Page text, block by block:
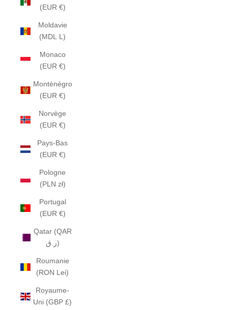
(EUR €)
Moldavie
(MDL L)
Monaco
(EUR €)
Monténégro
(EUR €)
Norvège
(EUR €)
Pays-Bas
(EUR €)
Pologne
(PLN zł)
Portugal
(EUR €)
Qatar (QAR
ر.ق)
Roumanie
(RON Lei)
Royaume-
Uni (GBP £)